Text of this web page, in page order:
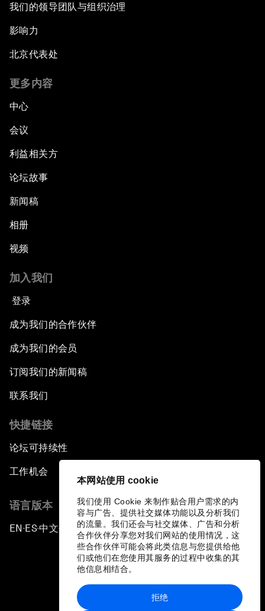
本网站使用 cookie
我们使用 Cookie 来制作贴合用户需求的内
容与广告、提供社交媒体功能以及分析我们
的流量。我们还会与社交媒体、广告和分析
合作伙伴分享您对我们网站的使用情况，这
些合作伙伴可能会将此类信息与您提供给他
们或他们在您使用其服务的过程中收集的其
他信息相结合。
拒绝
我们的领导团队与组织治理
影响力
北京代表处
更多内容
中心
会议
利益相关方
论坛故事
新闻稿
相册
视频
加入我们
登录
成为我们的合作伙伴
成为我们的会员
订阅我们的新闻稿
联系我们
快捷链接
论坛可持续性
工作机会
语言版本
EN ▪ES▪中文▪ 日本語